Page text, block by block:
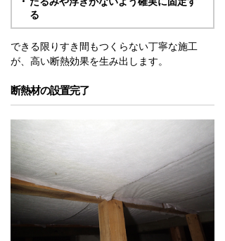
る
できる限りすき間もつくらない丁寧な施工
が、高い断熱効果を生み出します。
断熱材の設置完了